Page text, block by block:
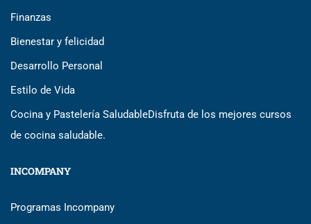
Finanzas
Bienestar y felicidad
Desarrollo Personal
Estilo de Vida
Cocina y Pastelería SaludableDisfruta de los mejores cursos
de cocina saludable.
INCOMPANY
Programas Incompany